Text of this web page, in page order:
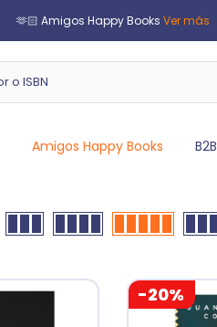
🫶🏻 Amigos Happy Books Ver más
Amigos Happy Books B2B
-20%